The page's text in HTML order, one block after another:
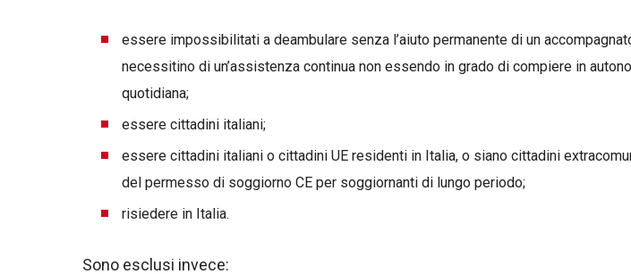
essere impossibilitati a deambulare senza l’aiuto permanente di un
necessitino di un’assistenza continua non essendo in grado di compiere in
quotidiana;
essere cittadini italiani;
essere cittadini italiani o cittadini UE residenti in Italia, o siano cittadini
del permesso di soggiorno CE per soggiornanti di lungo periodo;
risiedere in Italia.
Sono esclusi invece: